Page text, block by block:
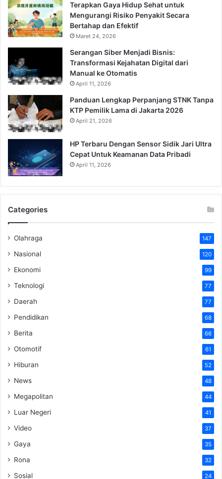
Terapkan Gaya Hidup Sehat untuk
Mengurangi Risiko Penyakit Secara
Bertahap dan Efektif
Maret 24, 2026
Serangan Siber Menjadi Bisnis:
Transformasi Kejahatan Digital dari
Manual ke Otomatis
April 11, 2026
Panduan Lengkap Perpanjang STNK Tanpa
KTP Pemilik Lama di Jakarta 2026
April 21, 2026
HP Terbaru Dengan Sensor Sidik Jari Ultra
Cepat Untuk Keamanan Data Pribadi
April 11, 2026
Categories
Olahraga 147
Nasional 120
Ekonomi 99
Teknologi 77
Daerah 77
Pendidikan 68
Berita 66
Otomotif 61
Hiburan 52
News 48
Megapolitan 44
Luar Negeri 41
Video 37
Gaya 35
Rona 32
Sosial 24